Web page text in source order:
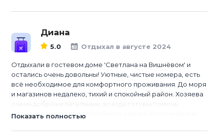
Диана
5.0 Отдыхал в августе 2024
Отдыхали в гостевом доме 'Светлана на Вишнёвом' и
остались очень довольны! Уютные, чистые номера, есть
всё необходимое для комфортного проживания. До моря
и магазинов недалеко, тихий и спокойный район. Хозяева
очень доброжелательные, всегда готовы помочь.
Отличное место для спокойного отдыха, рекомендуем!
Показать полностью